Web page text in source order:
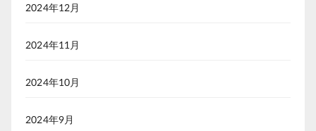
2024年12月
2024年11月
2024年10月
2024年9月